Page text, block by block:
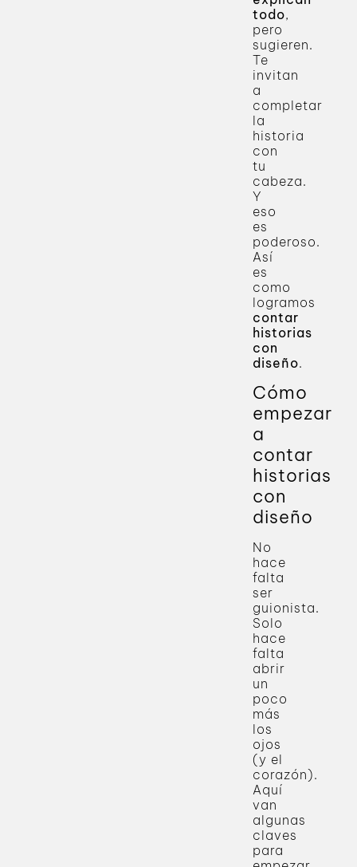
todo,
pero
sugieren.
Te
invitan
a
completar
la
historia
con
tu
cabeza.
Y
eso
es
poderoso.
Así
es
como
logramos
contar
historias
con
diseño.
Cómo
empezar
a
contar
historias
con
diseño
No
hace
falta
ser
guionista.
Solo
hace
falta
abrir
un
poco
más
los
ojos
(y el
corazón).
Aquí
van
algunas
claves
para